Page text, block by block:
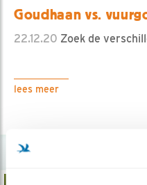
Goudhaan vs.
22.12.20 Zoek de
lees meer